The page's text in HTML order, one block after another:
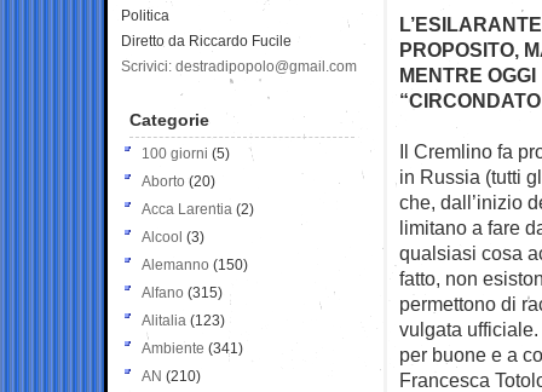
PROPOSITO,
MENTRE
Il Cremlino fa
in Russia (tutti
che, dall’inizio
limitano a fare
qualsiasi cosa
fatto, non
permettono di
vulgata
per buone e a
Francesca
Politica
Diretto da Riccardo Fucile
Scrivici: destradipopolo@gmail.com
Categorie
100 giorni (5)
Aborto (20)
Acca Larentia (2)
Alcool (3)
Alemanno (150)
Alfano (315)
Alitalia (123)
Ambiente (341)
AN (210)